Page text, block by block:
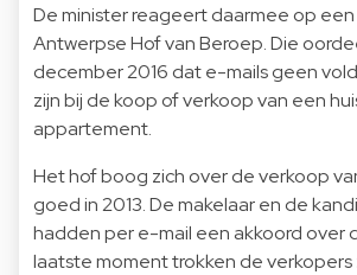
De minister reageert daarmee op een
Antwerpse Hof van Beroep. Die
december 2016 dat e-mails geen
zijn bij de koop of verkoop van een
appartement.
Het hof boog zich over de verkoop
goed in 2013. De makelaar en de
hadden per e-mail een akkoord over
laatste moment trokken de verkopers